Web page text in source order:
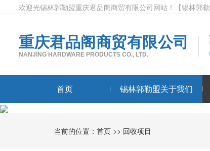
欢迎光锡林郭勒盟重庆君品阁商贸有限公司网站！ 【锡林郭勒
重庆君品阁商贸有限公司
NANJING HARDWARE PRODUCTS CO., LTD.
首页 锡林郭勒盟关于我们
当前的位置：首页 >> 回收项目